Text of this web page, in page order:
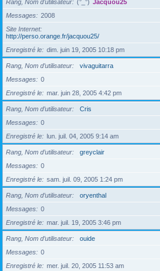
Rang, Nom d’utilisateur (°_°) Jacquou25
Messages
2008
Site Internet
http://perso.orange.fr/jacquou25/
Enregistré le
dim. juin 19, 2005 10:18 pm
Rang, Nom d’utilisateur
vivaguitarra
Messages
0
Enregistré le
mar. juin 28, 2005 4:42 pm
Rang, Nom d’utilisateur
Cris
Messages
0
Enregistré le
lun. juil. 04, 2005 9:14 am
Rang, Nom d’utilisateur
greyclair
Messages
0
Enregistré le
sam. juil. 09, 2005 1:24 pm
Rang, Nom d’utilisateur
oryenthal
Messages
0
Enregistré le
mar. juil. 19, 2005 3:46 pm
Rang, Nom d’utilisateur
ouide
Messages
0
Enregistré le
mer. juil. 20, 2005 11:53 am